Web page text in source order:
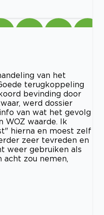
van het
terugkoppeling
bevinding door
werd dossier
van wat het gevolg
WOZ waarde. Ik
hierna en moest zelf
zeer tevreden en
weer gebruiken als
zou nemen,